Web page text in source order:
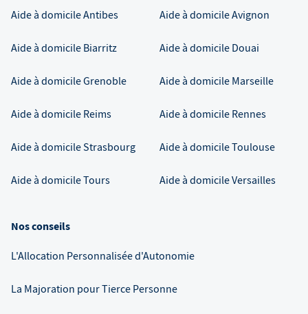
Aide à domicileAntibes Aide à domicileAvignon
Aide à domicile Biarritz Aide à domicile Douai
Aide à domicileGrenoble Aide à domicile Marseille
Aide à domicile Reims Aide à domicile Rennes
Aide à domicileStrasbourg Aide à domicileToulouse
Aide à domicileTours Aide à domicileVersailles
Nos conseils
L'Allocation Personnalisée d'Autonomie
La Majoration pour Tierce Personne